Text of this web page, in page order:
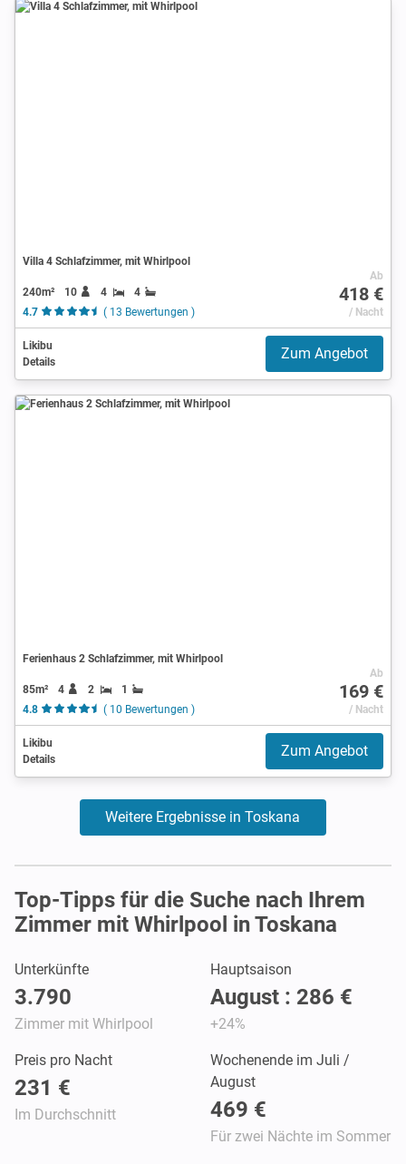
Villa 4 Schlafzimmer, mit Whirlpool
240m² 10 4
4
4.7
( 13 Bewertungen )
Ab
418 €
/ Nacht
Likibu
Details
Zum Angebot
Ferienhaus 2 Schlafzimmer, mit Whirlpool
85m² 4 2
1
4.8
( 10 Bewertungen )
Ab
169 €
/ Nacht
Likibu
Details
Zum Angebot
Weitere Ergebnisse in Toskana
Top-Tipps für die Suche nach Ihrem
Zimmer mit Whirlpool in Toskana
Unterkünfte
3.790
Zimmer mit Whirlpool
Hauptsaison
August : 286 €
+24%
Preis pro Nacht
231 €
Im Durchschnitt
Wochenende im Juli /
August
469 €
Für zwei Nächte im Sommer